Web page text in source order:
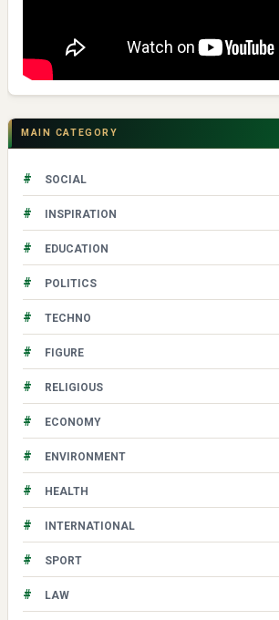
MAIN CATEGORY
# SOCIAL
# INSPIRATION
# EDUCATION
# POLITICS
# TECHNO
# FIGURE
# RELIGIOUS
# ECONOMY
# ENVIRONMENT
# HEALTH
# INTERNATIONAL
# SPORT
# LAW